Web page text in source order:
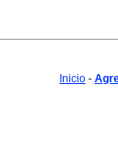
Inicio -